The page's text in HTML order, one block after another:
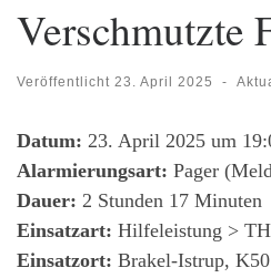
Verschmutzte
Veröffentlicht 23. April 2025 -
Datum: 23. April 2025 um
Alarmierungsart: Pager
Dauer: 2 Stunden 17 Minuten
Einsatzart: Hilfeleistung >
Einsatzort: Brakel-Istrup,